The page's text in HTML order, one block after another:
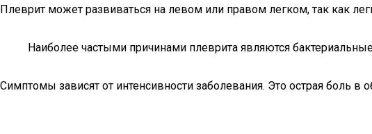
Плеврит может развиваться на левом или правом легком, так как
Наиболее частыми причинами плеврита являются
Симптомы зависят от интенсивности заболевания. Это острая боль